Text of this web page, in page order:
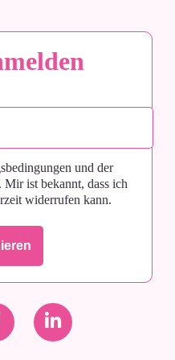
Britta Hahn
und der
ist bekannt, dass ich
widerrufen kann.